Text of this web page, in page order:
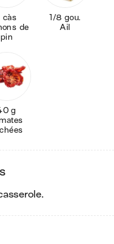
càs
pin
1/8 gou.
Ail
g
.